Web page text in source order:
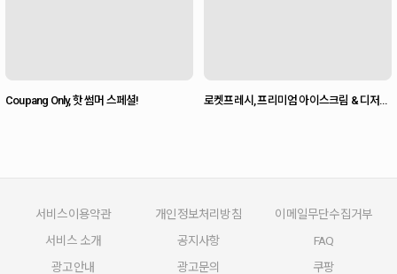
Coupang Only, 핫 썸머 스페셜!
로켓프레시, 프리미엄 아이스크림 & 디저트
서비스이용약관 개인정보처리방침
이메일무단수집거부
서비스 소개
공지사항
FAQ
광고안내
광고문의 쿠팡